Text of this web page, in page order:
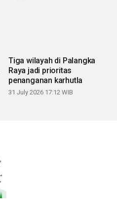
Tiga wilayah di Palangka
Raya jadi prioritas
penanganan karhutla
31 July 2026 17:12 WIB